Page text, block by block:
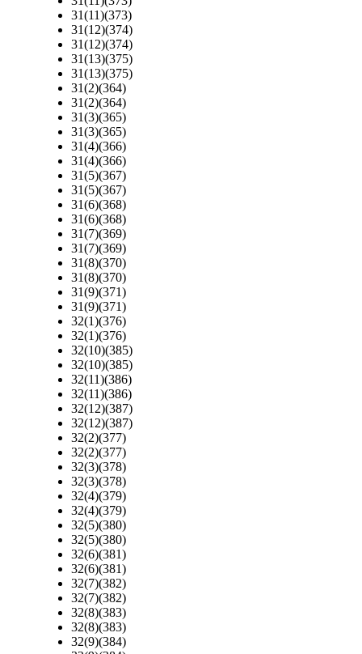
31(11)(373)
31(12)(374)
31(12)(374)
31(13)(375)
31(13)(375)
31(2)(364)
31(2)(364)
31(3)(365)
31(3)(365)
31(4)(366)
31(4)(366)
31(5)(367)
31(5)(367)
31(6)(368)
31(6)(368)
31(7)(369)
31(7)(369)
31(8)(370)
31(8)(370)
31(9)(371)
31(9)(371)
32(1)(376)
32(1)(376)
32(10)(385)
32(10)(385)
32(11)(386)
32(11)(386)
32(12)(387)
32(12)(387)
32(2)(377)
32(2)(377)
32(3)(378)
32(3)(378)
32(4)(379)
32(4)(379)
32(5)(380)
32(5)(380)
32(6)(381)
32(6)(381)
32(7)(382)
32(7)(382)
32(8)(383)
32(8)(383)
32(9)(384)